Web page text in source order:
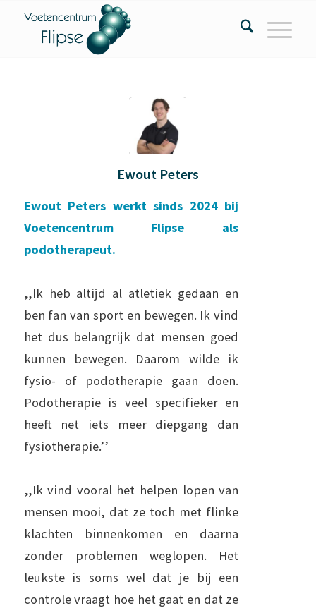
Ewout Peters
Ewout Peters werkt sinds 2024 bij
Voetencentrum Flipse als
podotherapeut.
,,Ik heb altijd al atletiek gedaan en
ben fan van sport en bewegen. Ik vind
het dus belangrijk dat mensen goed
kunnen bewegen. Daarom wilde ik
fysio- of podotherapie gaan doen.
Podotherapie is veel specifieker en
heeft net iets meer diepgang dan
fysiotherapie.’’
,,Ik vind vooral het helpen lopen van
mensen mooi, dat ze toch met flinke
klachten binnenkomen en daarna
zonder problemen weglopen. Het
leukste is soms wel dat je bij een
controle vraagt hoe het gaat en dat ze